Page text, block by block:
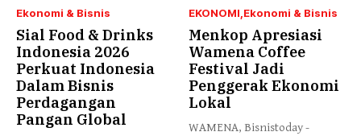
Ekonomi & Bisnis
Sial Food & Drinks
Indonesia 2026
Perkuat Indonesia
Dalam Bisnis
Perdagangan
Pangan Global
EKONOMI Ekonomi & Bisnis
Menkop Apresiasi
Wamena Coffee
Festival Jadi
Penggerak Ekonomi
Lokal
WAMENA, Bisnistoday -